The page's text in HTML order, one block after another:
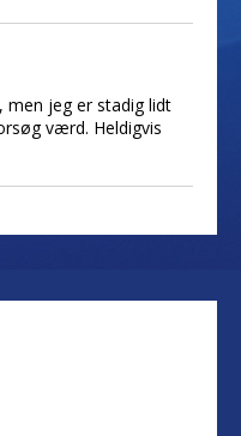
jeg er stadig lidt
værd. Heldigvis